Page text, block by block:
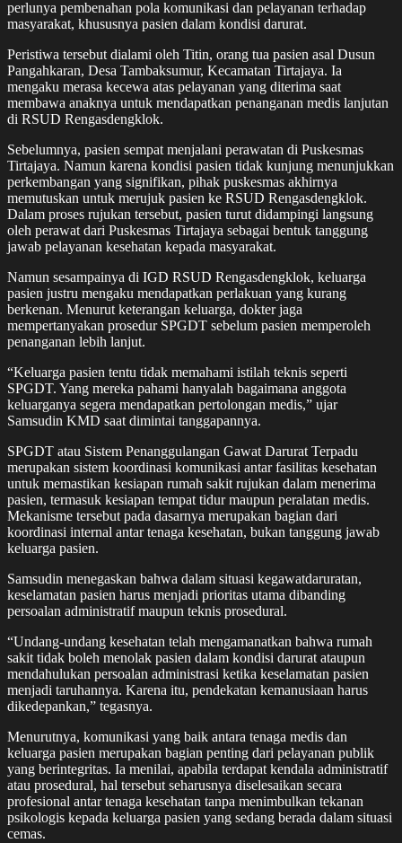
perlunya pembenahan pola komunikasi dan pelayanan terhadap
masyarakat, khususnya pasien dalam kondisi darurat.
Peristiwa tersebut dialami oleh Titin, orang tua pasien asal Dusun
Pangahkaran, Desa Tambaksumur, Kecamatan Tirtajaya. Ia
mengaku merasa kecewa atas pelayanan yang diterima saat
membawa anaknya untuk mendapatkan penanganan medis lanjutan
di RSUD Rengasdengklok.
Sebelumnya, pasien sempat menjalani perawatan di Puskesmas
Tirtajaya. Namun karena kondisi pasien tidak kunjung menunjukkan
perkembangan yang signifikan, pihak puskesmas akhirnya
memutuskan untuk merujuk pasien ke RSUD Rengasdengklok.
Dalam proses rujukan tersebut, pasien turut didampingi langsung
oleh perawat dari Puskesmas Tirtajaya sebagai bentuk tanggung
jawab pelayanan kesehatan kepada masyarakat.
Namun sesampainya di IGD RSUD Rengasdengklok, keluarga
pasien justru mengaku mendapatkan perlakuan yang kurang
berkenan. Menurut keterangan keluarga, dokter jaga
mempertanyakan prosedur SPGDT sebelum pasien memperoleh
penanganan lebih lanjut.
“Keluarga pasien tentu tidak memahami istilah teknis seperti
SPGDT. Yang mereka pahami hanyalah bagaimana anggota
keluarganya segera mendapatkan pertolongan medis,” ujar
Samsudin KMD saat dimintai tanggapannya.
SPGDT atau Sistem Penanggulangan Gawat Darurat Terpadu
merupakan sistem koordinasi komunikasi antar fasilitas kesehatan
untuk memastikan kesiapan rumah sakit rujukan dalam menerima
pasien, termasuk kesiapan tempat tidur maupun peralatan medis.
Mekanisme tersebut pada dasarnya merupakan bagian dari
koordinasi internal antar tenaga kesehatan, bukan tanggung jawab
keluarga pasien.
Samsudin menegaskan bahwa dalam situasi kegawatdaruratan,
keselamatan pasien harus menjadi prioritas utama dibanding
persoalan administratif maupun teknis prosedural.
“Undang-undang kesehatan telah mengamanatkan bahwa rumah
sakit tidak boleh menolak pasien dalam kondisi darurat ataupun
mendahulukan persoalan administrasi ketika keselamatan pasien
menjadi taruhannya. Karena itu, pendekatan kemanusiaan harus
dikedepankan,” tegasnya.
Menurutnya, komunikasi yang baik antara tenaga medis dan
keluarga pasien merupakan bagian penting dari pelayanan publik
yang berintegritas. Ia menilai, apabila terdapat kendala administratif
atau prosedural, hal tersebut seharusnya diselesaikan secara
profesional antar tenaga kesehatan tanpa menimbulkan tekanan
psikologis kepada keluarga pasien yang sedang berada dalam situasi
cemas.